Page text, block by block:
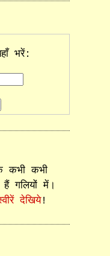
भरें:
कभी कभी
गलियों में।
देखिये!